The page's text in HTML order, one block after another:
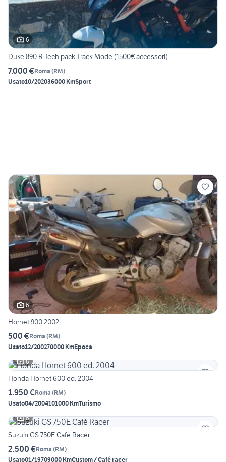
6
Duke 890 R Tech pack Track Mode (1500€ accessori)
7.000 €Roma (RM)
Usato10/202036000 KmSport
6
Hornet 900 2002
500 €Roma (RM)
Usato12/200270000 KmEpoca
6
Honda Hornet 600 ed. 2004
1.950 €Roma (RM)
Usato04/2004101000 KmTurismo
6
Suzuki GS 750E Café Racer
2.500 €Roma (RM)
Usato01/19709000 KmCustom / Café racer